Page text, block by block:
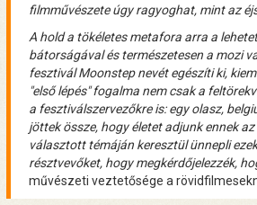
filmművészete úgy ragyoghat, mint az
A hold a tökéletes metafora arra a
bátorságával és természetesen a mozi
fesztivál Moonstep nevét egészíti ki,
"első lépés" fogalma nem csak a
a fesztiválszervezőkre is: egy olasz,
jöttek össze, hogy életet adjunk ennek
választott témáján keresztül ünnepli
résztvevőket, hogy megkérdőjelezzék,
művészeti veztetősége a